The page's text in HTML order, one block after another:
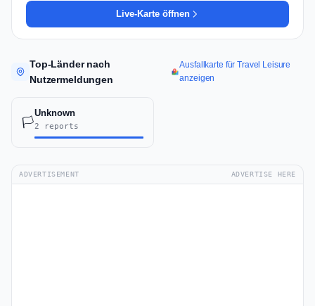
Live-Karte öffnen
Top-Länder nach
Nutzermeldungen
Ausfallkarte für Travel Leisure
anzeigen
🏳️
Unknown
2 reports
ADVERTISEMENT ADVERTISE HERE